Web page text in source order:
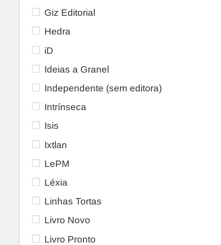
Giz Editorial
Hedra
iD
Ideias a Granel
Independente (sem editora)
Intrínseca
Isis
Ixtlan
LePM
Léxia
Linhas Tortas
Livro Novo
Livro Pronto